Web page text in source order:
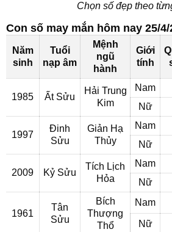
Chọn số đẹp theo
Con số may mắn hôm nay 25/
Năm
sinh
Tuổi
nạp âm
Mệnh
ngũ
hành
Giới
tính
1985 Ất Sửu
Hải Trung
Kim
Nam
Nữ
1997
Đinh
Sửu
Giản Hạ
Thủy
Nam
Nữ
2009 Kỷ Sửu
Tích Lịch
Hỏa
Nam
Nữ
1961
Tân
Sửu
Bích
Thượng
Thổ
Nam
Nữ